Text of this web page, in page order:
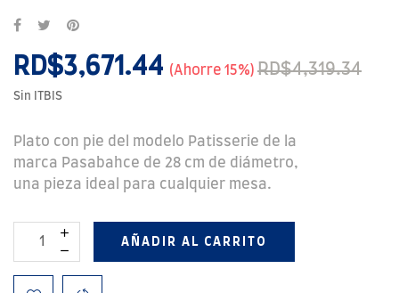
RD$3,671.44 Ahorre 15% RD$4,319.34
Sin ITBIS
Plato con pie del modelo Patisserie de la
marca Pasabahce de 28 cm de diámetro,
una pieza ideal para cualquier mesa.
AÑADIR AL CARRITO